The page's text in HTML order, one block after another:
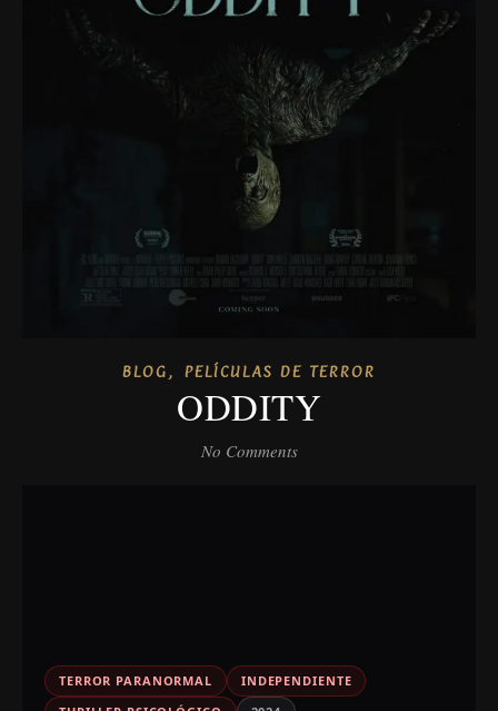
BLOG, PELÍCULAS DE TERROR
ODDITY
No Comments
TERROR PARANORMAL
INDEPENDIENTE